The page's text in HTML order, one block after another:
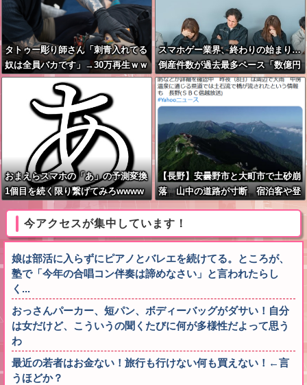
タトゥー彫り師さん「刺青入れてる
奴は全員バカです」→30万再生ｗｗ
ｗｗｗｗ
スマホゲー業界、終わりの始まり…
倒産件数が過去最多ペース「数億円
かけても爆ﾀﾋ」
おまえらスマホの「あ」の予測変換
1個目を続く限り繋げてみろwwww
【長野】安曇野市と大町市で土砂崩
落 山中の道路が寸断 宿泊客や登
山客など計400人近くが孤立か 土
石流で橋が流されたとの情報も
今アクセスが集中しています！
娘は部活に入らずにピアノとバレエを続けてる。ところが、
塾で「今年の合唱コン伴奏は諦めなさい」と言われたらし
く...
おっさんパーカー、短パン、ボディーバッグがダサい！自分
は女だけど、こういうの聞くたびに何が多様性だよって思う
わ
最近の若者はお金ない！旅行も行けない何も買えない！←言
うほどか？